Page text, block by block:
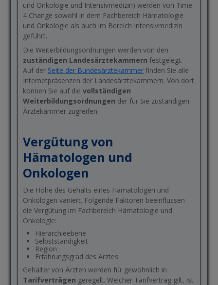
und Onkologie und Intensivmedizin) werden von Time
4 Change sowohl in dem Fachbereich Hämatologie
und Onkologie als auch im Bereich Intensivmedizin
geführt.
Die Weiterbildungsordnungen werden von den
zuständigen Landesärztekammern festgelegt.
Auf der Seite der Bundesärztekammer finden Sie alle
Internetpräsenzen der Landesärztekammern. Von dort
können Sie auf dievollständigen
Weiterbildungsordnungen der für Sie zuständigen
Ärztekammer zugreifen.
Vergütung von
Hämatologen und
Onkologen
Die Höhe des Gehalts eines Hämatologen und
Onkologen variiert. Folgende Faktoren beeinflussen
die Vergütung im Fachbereich Hämatologie und
Onkologie:
Hierarchieebene
Selbstständigkeit
Region
Erfahrungsgrad des Arztes
Gehälter von Ärzten werden für gewöhnlich in
Tarifverträgen geregelt. Welcher Tarifvertrag gilt, ist